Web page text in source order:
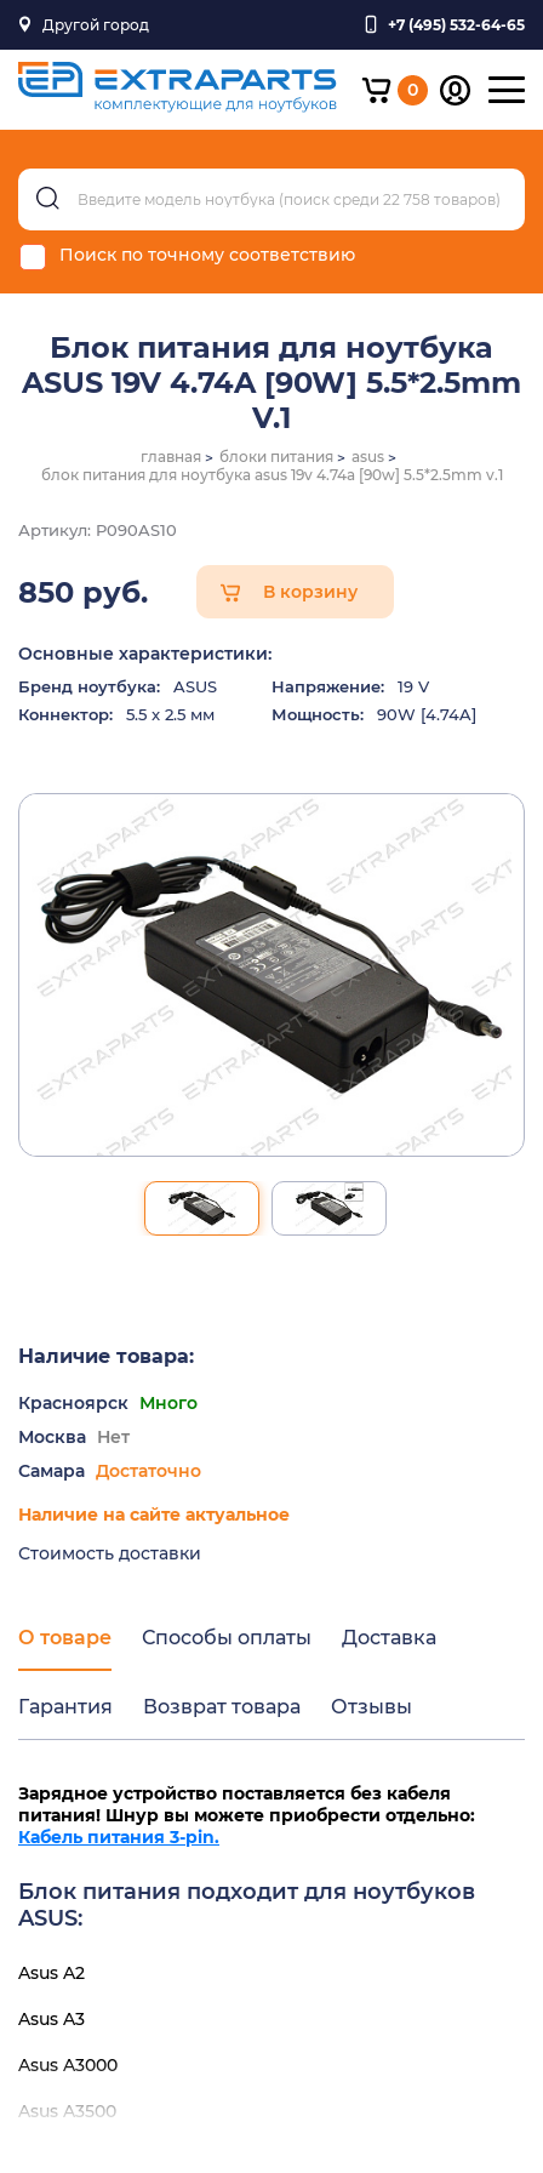
Другой город +7 (495) 532-64-65
0
Поиск по точному соответствию
Блок питания для ноутбука
ASUS 19V 4.74A [90W] 5.5*2.5mm
V.1
главная блоки питания
asus
блок питания для ноутбука asus 19v 4.74a [90w] 5.5*2.5mm v.1
Артикул: P090AS10
850 руб. В корзину
Основные характеристики:
Бренд ноутбука: ASUS Напряжение:
19 V
Коннектор:
5.5 x 2.5 мм Мощность: 90W [4.74A]
Наличие товара:
Красноярск Много
Москва Нет
Самара Достаточно
Наличие на сайте актуальное
Стоимость доставки
О товаре Способы оплаты Доставка
Гарантия Возврат товара Отзывы
Зарядное устройство поставляется без кабеля
питания! Шнур вы можете приобрести отдельно:
Кабель питания 3-pin.
Блок питания подходит для ноутбуков
ASUS:
Asus A2
Asus A3
Asus A3000
Asus A3500